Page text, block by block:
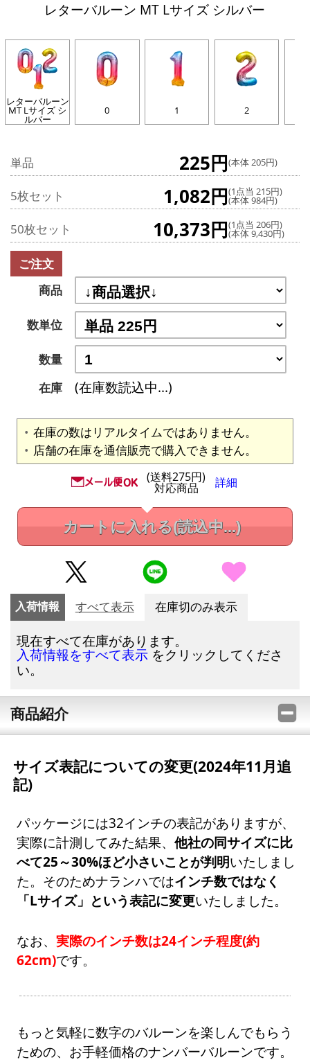
レターバルーン MT Lサイズ シルバー
レターバルーン
MT Lサイズ シ
ルバー
0 1 2
単品 225円(本体 205円)
5枚セット 1,082円(1点当 215円)
(本体 984円)
50枚セット 10,373円(1点当 206円)
(本体 9,430円)
ご注文
商品
数単位
数量
在庫
(在庫数読込中...)
在庫の数はリアルタイムではありません。
店舗の在庫を通信販売で購入できません。
(送料275円)
対応商品 詳細
カートに入れる(読込中...)
入荷情報 すべて表示 在庫切のみ表示
現在すべて在庫があります。
入荷情報をすべて表示 をクリックしてくださ
い。
商品紹介
サイズ表記についての変更(2024年11月追
記)
パッケージには32インチの表記がありますが、
実際に計測してみた結果、他社の同サイズに比
べて25～30%ほど小さいことが判明いたしまし
た。そのためナランハではインチ数ではなく
「Lサイズ」という表記に変更いたしました。
なお、実際のインチ数は24インチ程度(約
62cm)です。
もっと気軽に数字のバルーンを楽しんでもらう
ための、お手軽価格のナンバーバルーンです。